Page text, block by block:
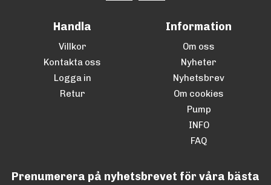
Handla
Villkor
Kontakta oss
Logga in
Retur
Information
Om oss
Nyheter
Nyhetsbrev
Om cookies
Pump
INFO
FAQ
Prenumerera på nyhetsbrevet för våra bästa